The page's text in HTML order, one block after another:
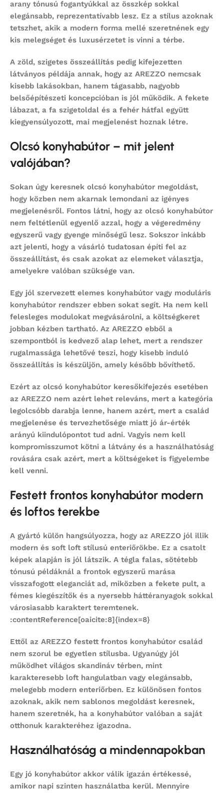
arany tónusú fogantyúkkal az összkép sokkal
elegánsabb, reprezentatívabb lesz. Ez a stílus azoknak
tetszhet, akik a modern forma mellé szeretnének egy
kis melegséget és luxusérzetet is vinni a térbe.
A zöld, szigetes összeállítás pedig kifejezetten
látványos példája annak, hogy az AREZZO nemcsak
kisebb lakásokban, hanem tágasabb, nagyobb
belsőépítészeti koncepcióban is jól működik. A fekete
lábazat, a fa szigetoldal és a fehér hátfal együtt
kiegyensúlyozott, mai megjelenést hoznak létre.
Olcsó konyhabútor – mit jelent
valójában?
Sokan úgy keresnek olcsó konyhabútor megoldást,
hogy közben nem akarnak lemondani az igényes
megjelenésről. Fontos látni, hogy az olcsó konyhabútor
nem feltétlenül egyenlő azzal, hogy a végeredmény
egyszerű vagy gyenge minőségű lesz. Sokszor inkább
azt jelenti, hogy a vásárló tudatosan építi fel az
összeállítást, és csak azokat az elemeket választja,
amelyekre valóban szüksége van.
Egy jól szervezett elemes konyhabútor vagy moduláris
konyhabútor rendszer ebben sokat segít. Ha nem kell
felesleges modulokat megvásárolni, a költségkeret
jobban kézben tartható. Az AREZZO ebből a
szempontból is kedvező alap lehet, mert a rendszer
rugalmassága lehetővé teszi, hogy kisebb induló
összeállítás is készüljön, amely később bővíthető.
Ezért az olcsó konyhabútor keresőkifejezés esetében
az AREZZO nem azért lehet releváns, mert a kategória
legolcsóbb darabja lenne, hanem azért, mert a család
megjelenése és tervezhetősége miatt jó ár-érték
arányú kiindulópontot tud adni. Vagyis nem kell
kompromisszumot kötni a látvány és a használhatóság
rovására csak azért, mert a költségeket is figyelembe
kell venni.
Festett frontos konyhabútor modern
és loftos terekbe
A gyártó külön hangsúlyozza, hogy az AREZZO jól illik
modern és soft loft stílusú enteriőrökbe. Ez a csatolt
képek alapján is jól látszik. A tégla falas, sötétebb
tónusú példáknál a frontok egyszerű marása
visszafogott eleganciát ad, miközben a fekete pult, a
fémes kiegészítők és a nyersebb háttéranyagok sokkal
városiasabb karaktert teremtenek.
:contentReference[oaicite:8]{index=8}
Ettől az AREZZO festett frontos konyhabútor család
nem szorul be egyetlen stílusba. Ugyanúgy jól
működhet világos skandináv térben, mint
karakteresebb loft hangulatban vagy elegánsabb,
melegebb modern enteriőrben. Ez különösen fontos
azoknak, akik nem sablonos megoldást keresnek,
hanem szeretnék, ha a konyhabútor valóban a saját
otthonuk karakteréhez igazodna.
Használhatóság a mindennapokban
Egy jó konyhabútor akkor válik igazán értékessé,
amikor napi szinten használatba kerül. Mennyire